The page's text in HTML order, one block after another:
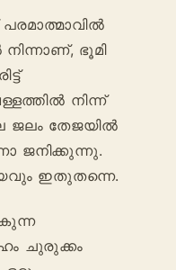
ഭൂമി
നിന്ന്
തേജയിൽ
ജനിക്കുന്നു.
ഇതുതന്നെ.
ചുരുക്കം